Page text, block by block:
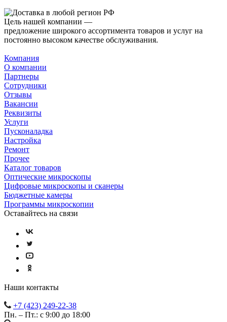
Цель нашей компании —
предложение широкого ассортимента товаров и услуг на
постоянно высоком качестве обслуживания.
Компания
О компании
Партнеры
Сотрудники
Отзывы
Вакансии
Реквизиты
Услуги
Пусконаладка
Настройка
Ремонт
Прочее
Каталог товаров
Оптические микроскопы
Цифровые микроскопы и сканеры
Бюджетные камеры
Программы микроскопии
Оставайтесь на связи
Наши контакты
+7 (423) 249-22-38
Пн. – Пт.: с 9:00 до 18:00